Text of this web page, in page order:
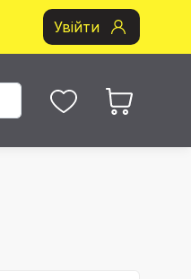
Увійти